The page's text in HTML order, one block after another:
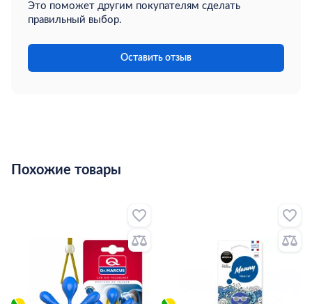
Это поможет другим покупателям сделать
правильный выбор.
Оставить отзыв
Похожие товары